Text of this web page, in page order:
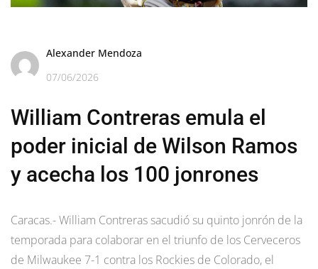
Alexander Mendoza
07/06/2026
William Contreras emula el
poder inicial de Wilson Ramos
y acecha los 100 jonrones
Caracas.- William Contreras sacudió su quinto jonrón de la
temporada para colaborar en el triunfo de los Cerveceros
de Milwaukee 7-1 contra los Rockies de Colorado, el